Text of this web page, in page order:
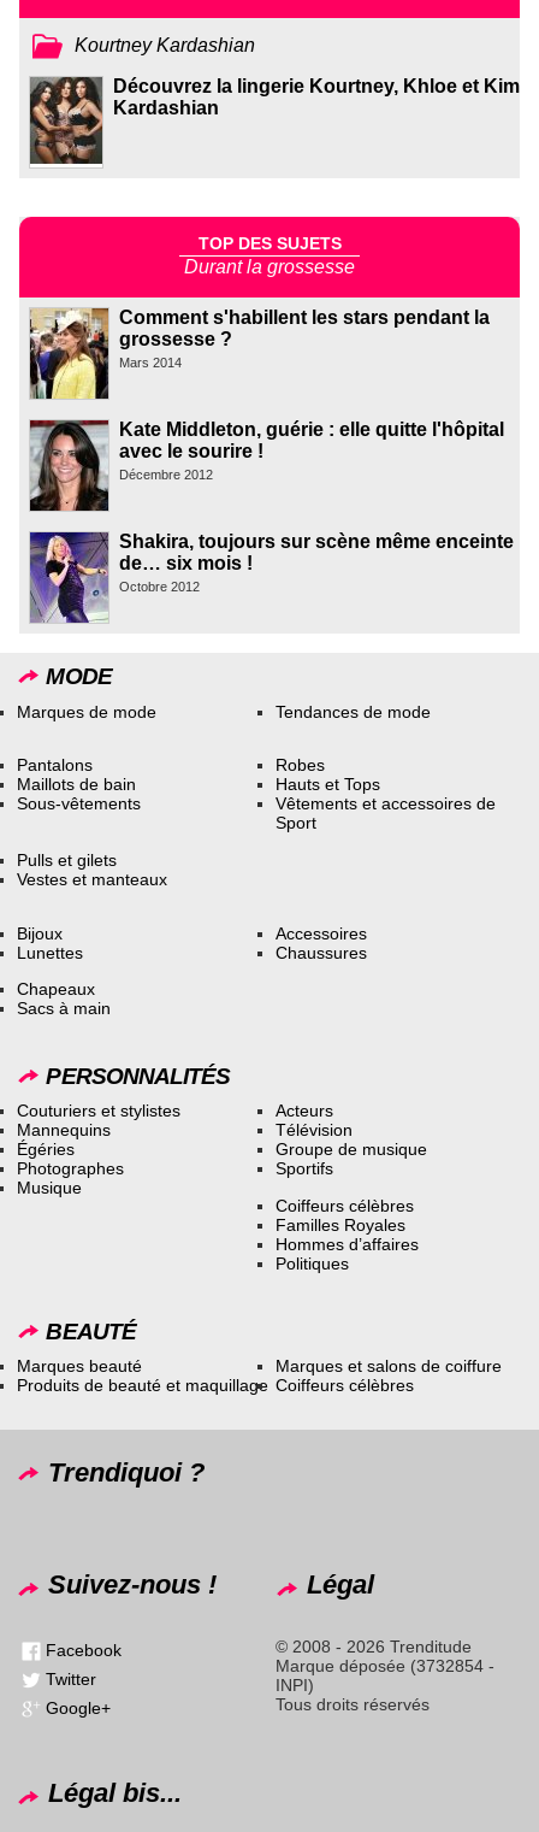
Kourtney Kardashian
Découvrez la lingerie Kourtney, Khloe et Kim
Kardashian
TOP DES SUJETS
Durant la grossesse
Comment s'habillent les stars pendant la
grossesse ?
Mars 2014
Kate Middleton, guérie : elle quitte l'hôpital
avec le sourire !
Décembre 2012
Shakira, toujours sur scène même enceinte
de… six mois !
Octobre 2012
MODE
Marques de mode Tendances de mode
Pantalons
Maillots de bain
Sous-vêtements
Robes
Hauts et Tops
Vêtements et accessoires de
Sport
Pulls et gilets
Vestes et manteaux
Bijoux
Lunettes
Accessoires
Chaussures
Chapeaux
Sacs à main
PERSONNALITÉS
Couturiers et stylistes
Mannequins
Égéries
Photographes
Musique
Acteurs
Télévision
Groupe de musique
Sportifs
Coiffeurs célèbres
Familles Royales
Hommes d’affaires
Politiques
BEAUTÉ
Marques beauté
Produits de beauté et maquillage
Marques et salons de coiffure
Coiffeurs célèbres
Trendiquoi ?
Suivez-nous !
Facebook
Twitter
Google+
Légal
© 2008 - 2026 Trenditude
Marque déposée (3732854 -
INPI)
Tous droits réservés
Légal bis...